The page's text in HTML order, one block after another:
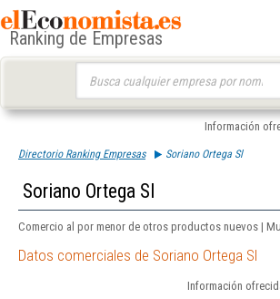
Ranking de Empresas
Información
Directorio Ranking Empresas Soriano Ortega Sl
Soriano Ortega Sl
Comercio al por menor de otros productos nuevos |
Datos comerciales de Soriano Ortega Sl
Información